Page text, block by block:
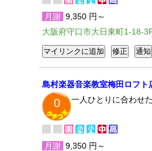
月謝 9,350 円～
大阪府守口市大日東町1-18-
島村楽器音楽教室梅田ロフト
0 一人ひとりに合わせ
月謝 9,350 円～